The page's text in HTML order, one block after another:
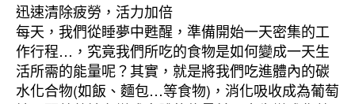
迅速清除疲勞，活力加倍
每天，我們從睡夢中甦醒，準備開始一天密集的工
作行程…，究竟我們所吃的食物是如何變成一天生
活所需的能量呢？其實，就是將我們吃進體內的碳
水化合物(如飯、麵包…等食物)，消化吸收成為葡萄